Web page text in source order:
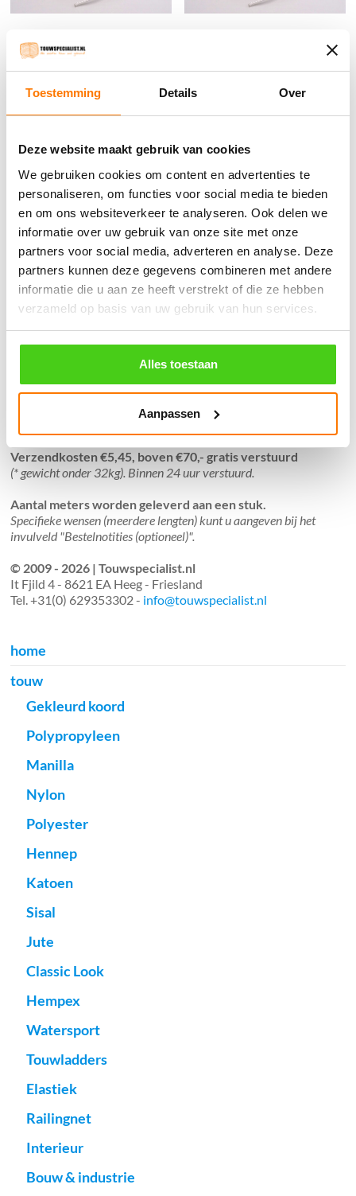
Toestemming Details Over
Deze website maakt gebruik van cookies
We gebruiken cookies om content en advertenties te
personaliseren, om functies voor social media te bieden
en om ons websiteverkeer te analyseren. Ook delen we
informatie over uw gebruik van onze site met onze
partners voor social media, adverteren en analyse. Deze
partners kunnen deze gegevens combineren met andere
informatie die u aan ze heeft verstrekt of die ze hebben
verzameld op basis van uw gebruik van hun services.
Alles toestaan
Aanpassen
3MM Wit Koord (per rol 100
meter)
17.85incl. BTW
4MM Wit Koord (per meter)
€0.45incl. BTW
Bestel nu
Winkelwagen
Geen producten in de winkelwagen.
֍ Groot aanbod & scherpe prijzen!
֍ Deskundig advies en gratis proefstukjes.
֍ Verzending in Nederland, België en Duitsland.
Verzendkosten €5,45, boven €70,- gratis verstuurd
(* gewicht onder 32kg). Binnen 24 uur verstuurd.
Aantal meters worden geleverd aan een stuk.
Specifieke wensen (meerdere lengten) kunt u aangeven bij het
invulveld "Bestelnotities (optioneel)".
© 2009 - 2026 | Touwspecialist.nl
It Fjild 4 - 8621 EA Heeg - Friesland
Tel. +31(0) 629353302 - info@touwspecialist.nl
home
touw
Gekleurd koord
Polypropyleen
Manilla
Nylon
Polyester
Hennep
Katoen
Sisal
Jute
Classic Look
Hempex
Watersport
Touwladders
Elastiek
Railingnet
Interieur
Bouw & industrie